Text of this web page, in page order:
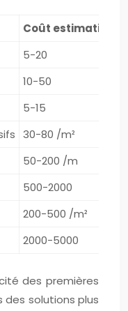
Coût estimatif (€)
5-20
10-50
5-15
30-80 /m²
50-200 /m
500-2000
200-500 /m²
2000-5000
des premières
des solutions plus